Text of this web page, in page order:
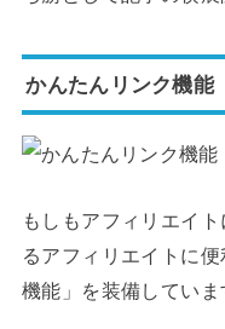
かんたんリンク機能
もしもアフィリエイ
るアフィリエイトに
機能」を装備していま